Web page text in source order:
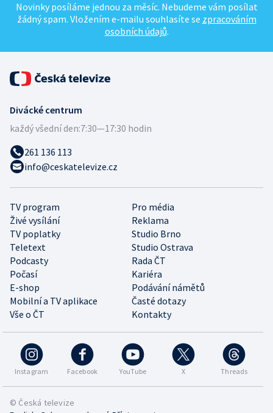
Novinky posíláme jednou za měsíc. Nebudeme vám posílat
žádný spam. Vložením e-mailu souhlasíte se zpracováním
osobních údajů.